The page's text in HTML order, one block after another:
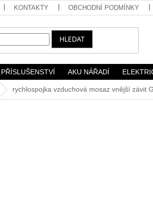
KONTAKTY OBCHODNÍ PODMÍNKY
HLEDAT
PŘÍSLUŠENSTVÍ AKU NÁŘADÍ
rychlospojka vzduchová mosaz vnější závit